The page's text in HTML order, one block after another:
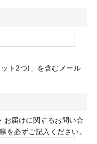
ト2つ)」を含むメール
お届けに関するお問い合
を必ずご記入ください。